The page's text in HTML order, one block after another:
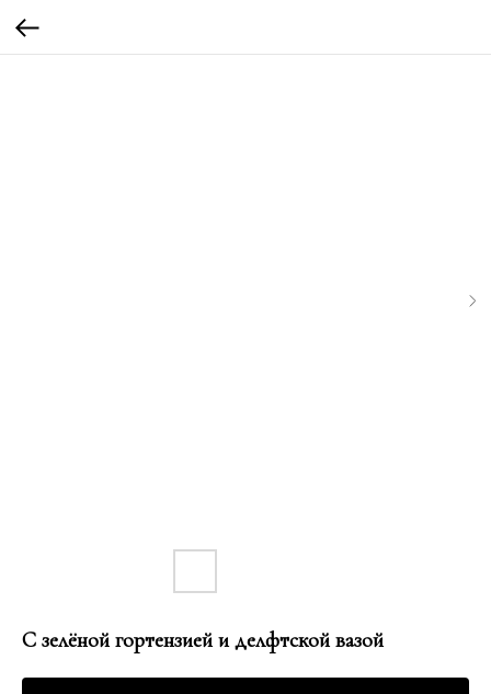
С зелёной гортензией и делфтской вазой